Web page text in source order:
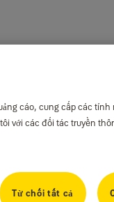
cáo, cung cấp các tính
với các đối tác truyền
Từ chối tất cả